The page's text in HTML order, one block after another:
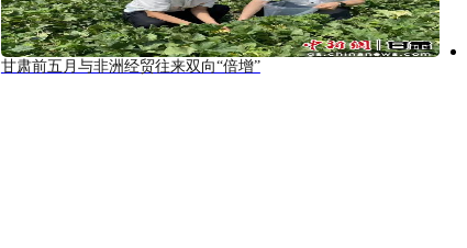
甘肃前五月与非洲经贸往来双向“倍增”